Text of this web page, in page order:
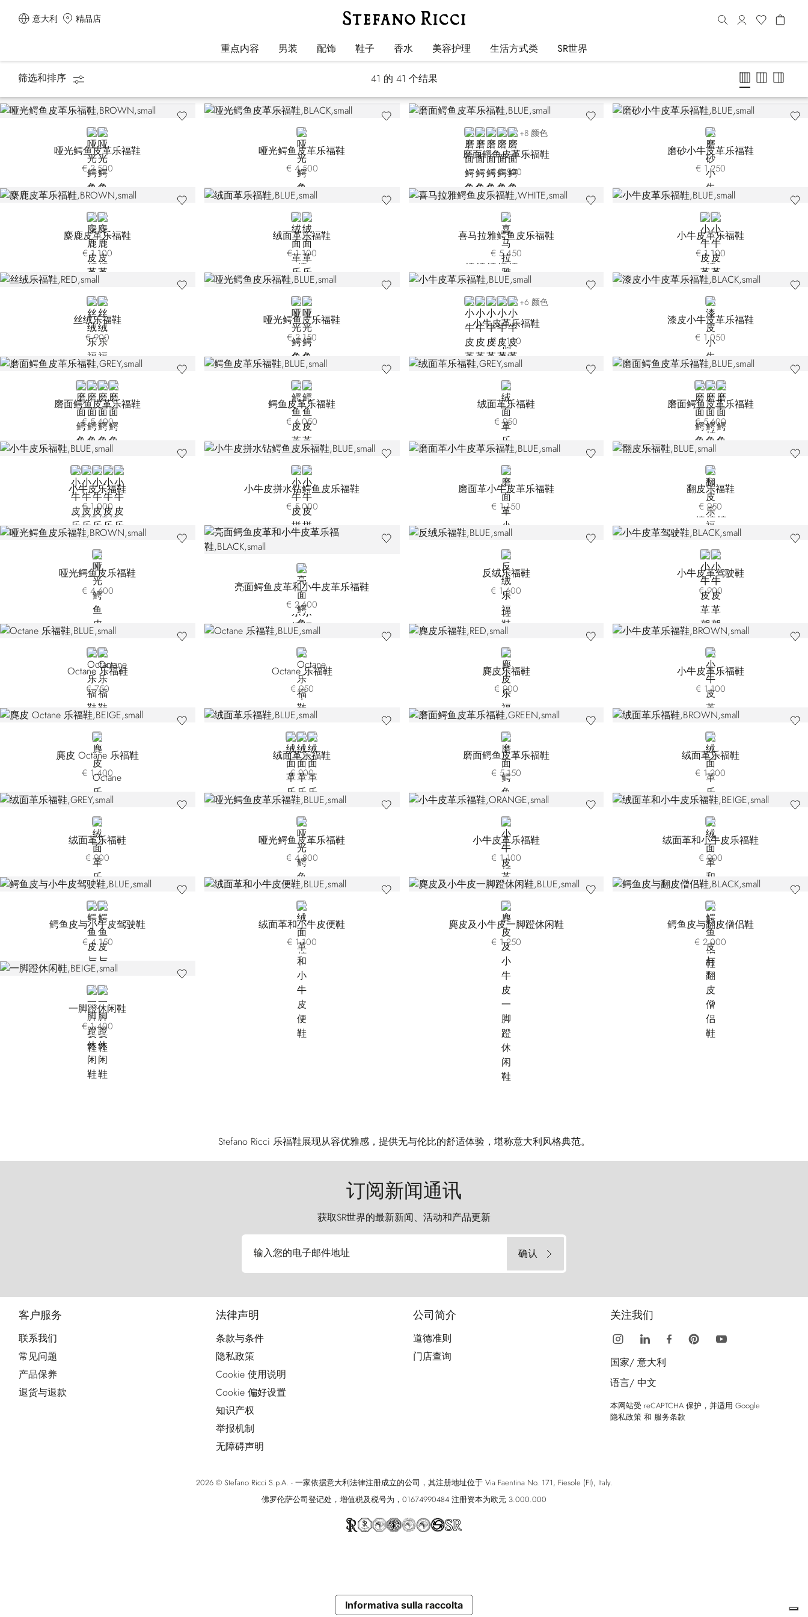
意大利 精品店
重点内容 男装 配饰 鞋子 香水 美容护理 生活方式类 SR世界
主页 鞋子
乐福鞋
筛选和排序 41 的 41 个结果
BROWN
BLACK
哑光鳄鱼皮革乐福鞋
€ 3.500
BLACK
哑光鳄鱼皮革乐福鞋
€ 4.500
BLUE CN-B013
BLUE CN-B049
GREY CN-G021
GREY CN-G028
BEIGE CN-M027
+8 颜色
磨面鳄鱼皮革乐福鞋
€ 3.500
BLUE
磨砂小牛皮革乐福鞋
€ 1.250
BROWN
BLACK
麋鹿皮革乐福鞋
€ 1.100
BLUEBROWN
绒面革乐福鞋
€ 1.100
WHITE
喜马拉雅鳄鱼皮乐福鞋
€ 5.450
BLUE LM-B001
BLUE LM-B013
小牛皮革乐福鞋
€ 1.100
REDBLACK
丝绒乐福鞋
€ 900
BLUEBLACK
哑光鳄鱼皮乐福鞋
€ 3.150
BLUE NPS-B012
BLUE NPS-B039
BLUE NPS-B077
BROWN
BEIGE+6 颜色
小牛皮革乐福鞋
€ 1.100
BLACK
漆皮小牛皮革乐福鞋
€ 1.050
GREYBROWN CN-M019
BROWN CN-M003
BLACK
磨面鳄鱼皮革乐福鞋
€ 5.400
BLUEGREEN
鳄鱼皮革乐福鞋
€ 6.050
GREY
绒面革乐福鞋
€ 950
BLUEGREYWHITE
磨面鳄鱼皮革乐福鞋
€ 5.600
BLUEBROWN DR-M010
BROWN DR-M019
REDGREEN
小牛皮乐福鞋
€ 1.000
BLUEBLACK
小牛皮拼水钻鳄鱼皮乐福鞋
€ 5.000
BLUE
磨面革小牛皮革乐福鞋
€ 1.150
BLUE
翻皮乐福鞋
€ 950
BROWN
哑光鳄鱼皮乐福鞋
€ 4.600
BLACK
亮面鳄鱼皮革和小牛皮革乐福鞋
€ 2.600
BLUE
反绒乐福鞋
€ 1.600
BLACKWHITE
小牛皮革驾驶鞋
€ 900
BLUEBLACK
Octane 乐福鞋
€ 750
BLUE
Octane 乐福鞋
€ 950
RED
麂皮乐福鞋
€ 900
BROWN
小牛皮革乐福鞋
€ 1.100
BEIGE
麂皮 Octane 乐福鞋
€ 1.400
BLUEBEIGE SDPVN-M074
GREEN
绒面革乐福鞋
€ 900
GREEN
磨面鳄鱼皮革乐福鞋
€ 5.150
BROWN
绒面革乐福鞋
€ 1.200
GREY
绒面革乐福鞋
€ 900
BLUE
哑光鳄鱼皮革乐福鞋
€ 4.800
ORANGE
小牛皮革乐福鞋
€ 1.100
BEIGE
绒面革和小牛皮乐福鞋
€ 900
BLUEBROWN
鳄鱼皮与小牛皮驾驶鞋
€ 4.150
BLUE
绒面革和小牛皮便鞋
€ 1.100
BLUE
麂皮及小牛皮一脚蹬休闲鞋
€ 1.250
BLACK
鳄鱼皮与翻皮僧侣鞋
€ 2.000
BEIGEORANGE
一脚蹬休闲鞋
€ 1.400
Stefano Ricci 乐福鞋展现从容优雅感，提供无与伦比的舒适体验，堪称意大利风格典范。
订阅新闻通讯
获取SR世界的最新新闻、活动和产品更新
输入您的电子邮件地址 确认
客户服务
联系我们
常见问题
产品保养
退货与退款
法律声明
条款与条件
隐私政策
Cookie 使用说明
Cookie 偏好设置
知识产权
举报机制
无障碍声明
公司简介
道德准则
门店查询
关注我们
国家/ 意大利
语言/ 中文
本网站受 reCAPTCHA 保护，并适用 Google
隐私政策 和 服务条款
2026 © Stefano Ricci S.p.A. - 一家依据意大利法律注册成立的公司，其注册地址位于 Via Faentina No. 171, Fiesole (FI), Italy.
佛罗伦萨公司登记处，增值税及税号为，01674990484 注册资本为欧元 3.000.000
Informativa sulla raccolta